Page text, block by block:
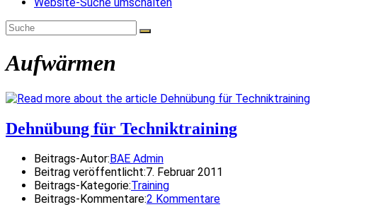
Aufwärmen
Dehnübung für Techniktraining
Beitrags-Autor: BAE Admin
Beitrag veröffentlicht:7. Februar 2011
Beitrags-Kategorie:Training
Beitrags-Kommentare:2 Kommentare